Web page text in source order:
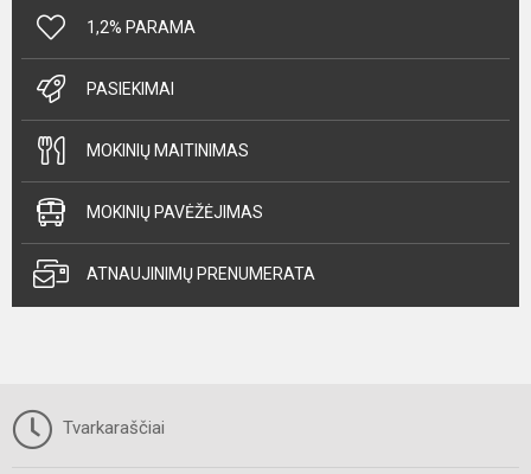
1,2% PARAMA
PASIEKIMAI
MOKINIŲ MAITINIMAS
MOKINIŲ PAVĖŽĖJIMAS
ATNAUJINIMŲ PRENUMERATA
Tvarkaraščiai